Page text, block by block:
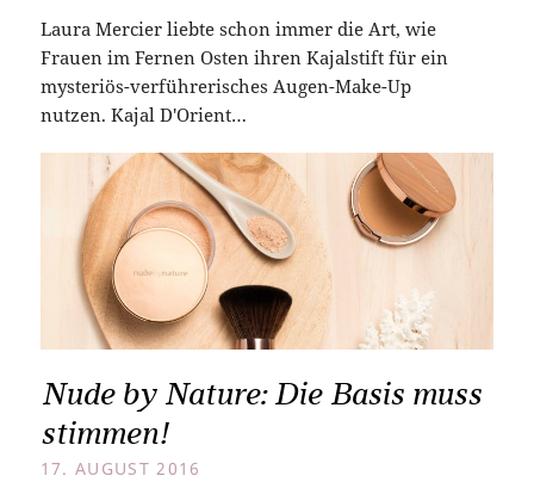
Laura Mercier liebte schon immer die Art, wie
Frauen im Fernen Osten ihren Kajalstift für ein
mysteriös-verführerisches Augen-Make-Up
nutzen. Kajal D'Orient…
Nude by Nature: Die Basis muss
stimmen!
17. AUGUST 2016